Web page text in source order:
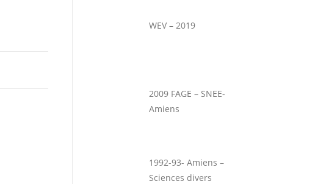
WEV – 2019
2009 FAGE – SNEE-
Amiens
1992-93- Amiens –
Sciences divers